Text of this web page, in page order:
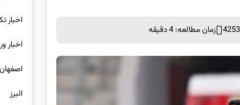
زمان مطالعه: 4 دقیقه
اخبار
اخبار
اصفهان
البرز